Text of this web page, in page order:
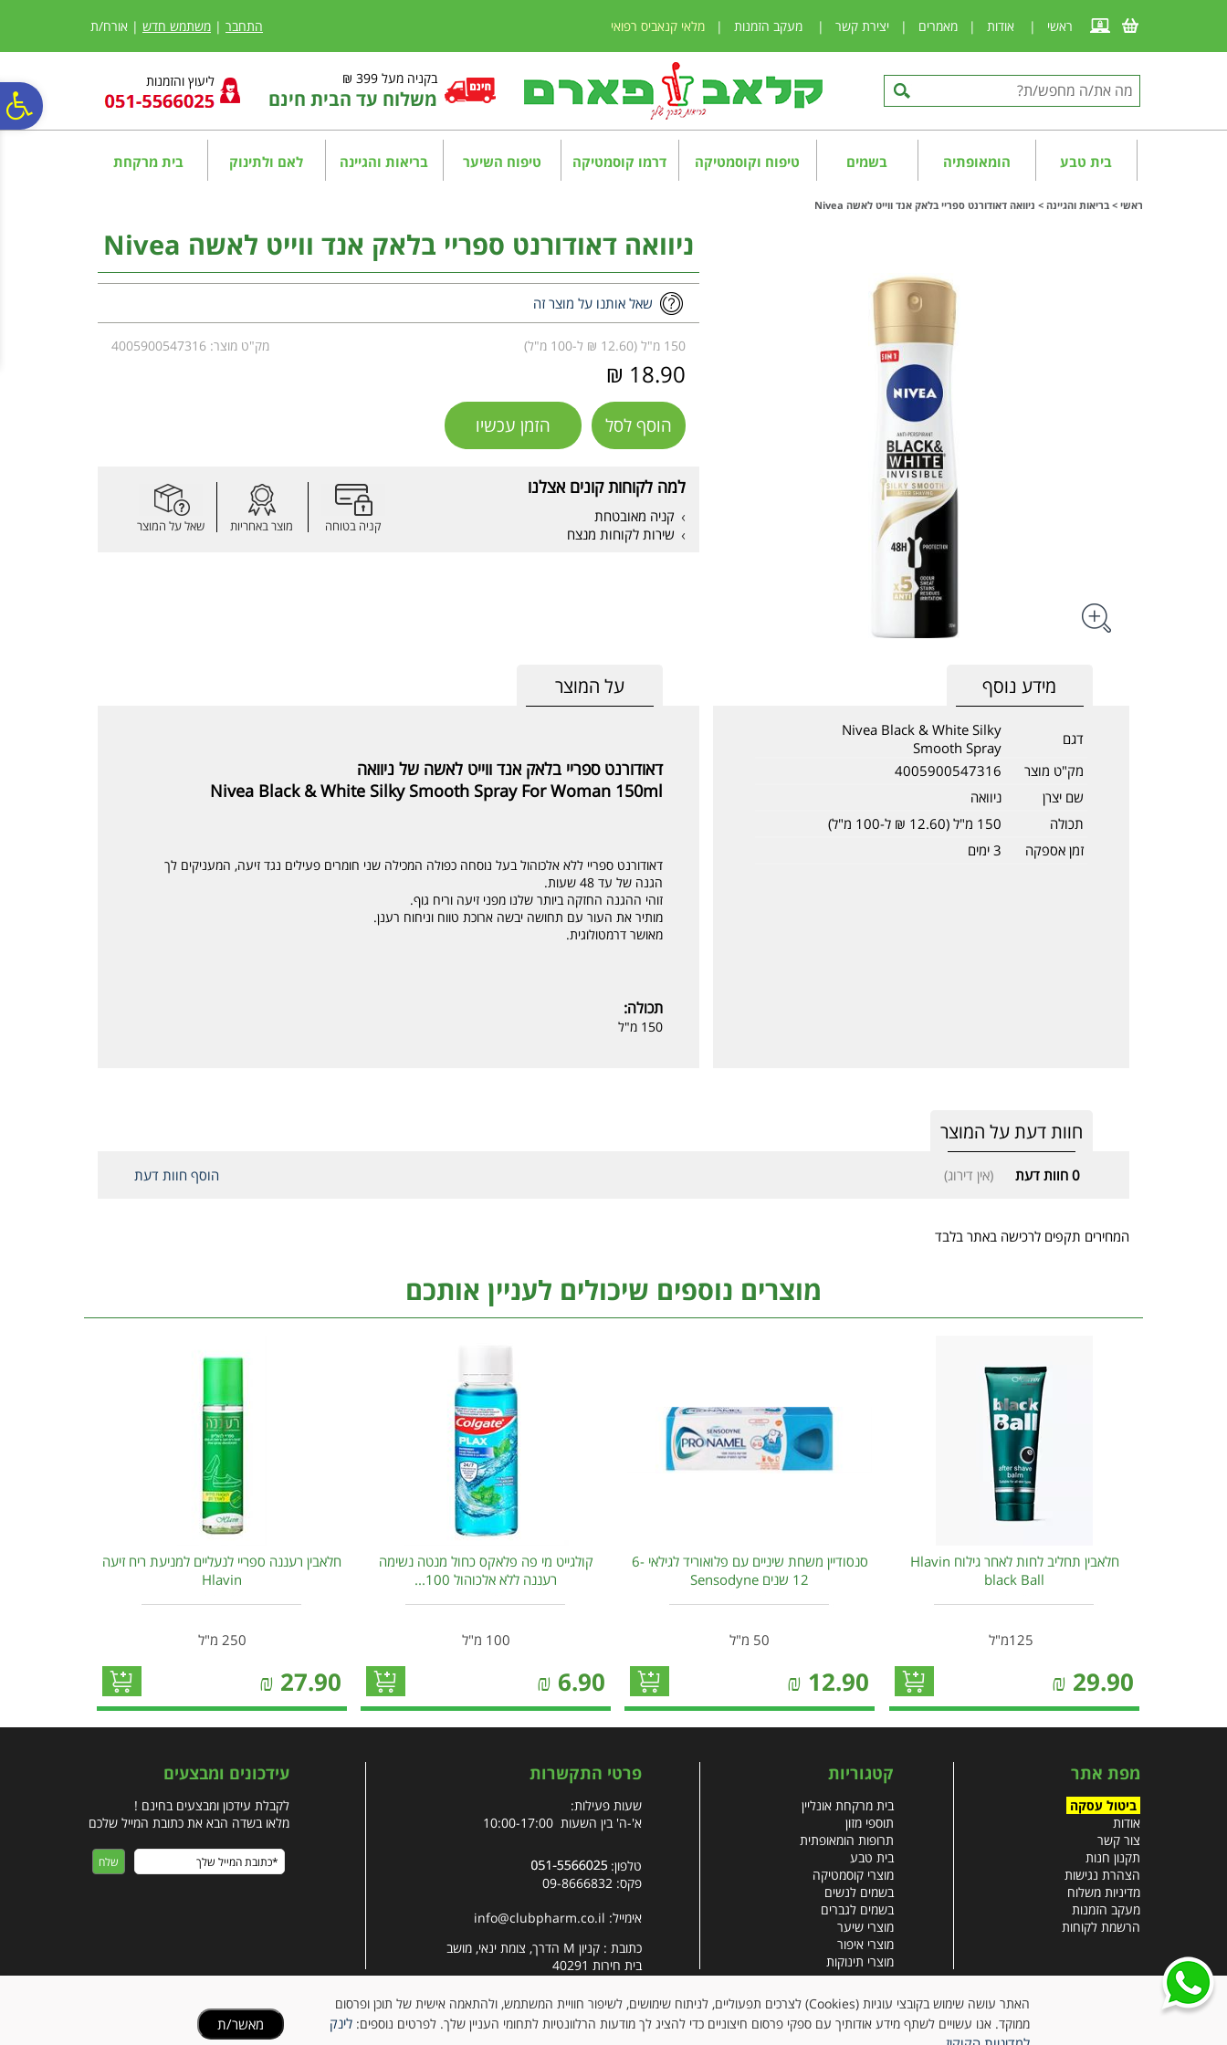
נגישות
אתר
המרכזי
ראשי | אודות | מאמרים | יצירת קשר | מעקב הזמנות | מלאי קנאביס רפואי התחבר | משתמש חדש | אורח/ת
בקניה מעל 399 ₪
משלוח עד הבית חינם
ליעוץ והזמנות
בית טבע הומאופתיה בשמים טיפוח וקוסמטיקה דרמו קוסמטיקה טיפוח השיער בריאות והגיינה לאם ולתינוק בית מרקחת
ראשי > בריאות והגיינה > ניוואה דאודורנט ספריי בלאק אנד ווייט לאשה Nivea
ניוואה דאודורנט ספריי בלאק אנד ווייט לאשה Nivea
שאל אותנו על מוצר זה
150 מ"ל (12.60 ₪ ל-100 מ"ל) מק"ט מוצר: 4005900547316
18.90 ₪
הוסף לסל הזמן עכשיו
למה לקוחות קונים אצלנו
קניה מאובטחת
שירות לקוחות מנצח
קניה בטוחה מוצר באחריות שאל על המוצר
על המוצר
דאודורנט ספריי בלאק אנד ווייט לאשה של ניוואה
Nivea Black & White Silky Smooth Spray For Woman 150ml
דאודורנט ספריי ללא אלכוהול בעל נוסחה כפולה המכילה שני חומרים פעילים נגד זיעה, המעניקים לך
הגנה של עד 48 שעות.
זוהי ההגנה החזקה ביותר שלנו מפני זיעה וריח גוף.
מותיר את העור עם תחושה יבשה ארוכת טווח וניחוח רענן.
מאושר דרמטולוגית.
תכולה:
150 מ"ל
מידע נוסף
דגם
Nivea Black & White Silky
Smooth Spray
מק"ט מוצר
4005900547316
שם יצרן
ניוואה
תכולה
150 מ"ל (12.60 ₪ ל-100 מ"ל)
זמן אספקה
3 ימים
חוות דעת על המוצר
0 חוות דעת (אין דירוג) הוסף חוות דעת
המחירים תקפים לרכישה באתר בלבד
מוצרים נוספים שיכולים לעניין אותכם
חלאבין תחליב לחות לאחר גילוח Hlavin
black Ball
29.90
₪
סנסודיין משחת שיניים עם פלואוריד לגילאי 6-
12 שנים Sensodyne
50 מ"ל
12.90
₪
קולגייט מי פה פלאקס כחול מנטה נשימה
רעננה ללא אלכוהול 100...
100 מ"ל
6.90
₪
חלאבין רעננה ספריי לנעליים למניעת ריח זיעה
Hlavin
250 מ"ל
27.90
₪
מפת אתר
ביטול עסקה
אודות
צור קשר
תקנון חנות
הצהרת נגישות
מדיניות משלוח
מעקב הזמנות
הרשמת לקוחות
קטגוריות
בית מרקחת אונליין
תוספי מזון
תרופות הומאופתית
בית טבע
מוצרי קוסמטיקה
בשמים לנשים
בשמים לגברים
מוצרי שיער
מוצרי איפור
מוצרי תינוקות
צבעי שיער
עזרים רפואיים
פרטי התקשרות
שעות פעילות:
א'-ה' בין השעות 10:00-17:00
טלפון:
פקס: 09-8666832
אימייל: info@clubpharm.co.il
כתובת : קניון M הדרך, צומת ינאי, מושב
בית חירות 40291
עידכונים ומבצעים
לקבלת עידכון ומבצעים בחינם !
מלאו בשדה הבא את כתובת המייל שלכם
האתר עושה שימוש בקובצי עוגיות (Cookies) לצרכים תפעוליים, לניתוח שימושים, לשיפור חוויית המשתמש, ולהתאמה אישית של תוכן ופרסום
ממוקד. אנו עשויים לשתף מידע אודותיך עם ספקי פרסום חיצוניים כדי להציג לך מודעות הרלוונטיות לתחומי העניין שלך. לפרטים נוספים: לינק
מאשר/ת